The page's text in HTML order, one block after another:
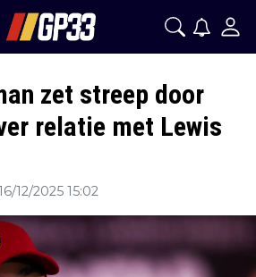
zet streep door
relatie met Lewis
12/2025 15:02